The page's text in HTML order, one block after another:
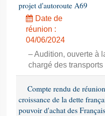
projet d'autoroute A69
Date de
réunion :
04/06/2024
– Audition, ouverte à
chargé des transports
Compte rendu de
croissance de la dette
pouvoir d'achat des Français